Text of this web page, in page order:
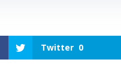
Twitter 0